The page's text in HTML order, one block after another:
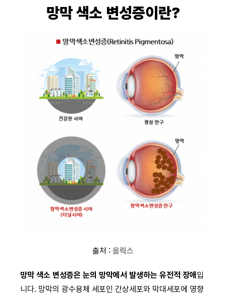
망막 색소 변성증이란?
출처 : 올릭스
망막 색소 변성증은 눈의 망막에서 발생하는 유전적 장애 입
니다. 망막의 광수용체 세포인 간상세포와 막대세포에 영향